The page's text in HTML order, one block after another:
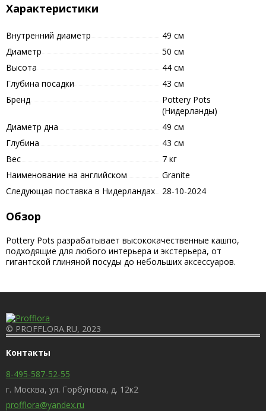
Характеристики
Внутренний диаметр
49 см
Диаметр
50 см
Высота
44 см
Глубина посадки
43 см
Бренд
Pottery Pots
(Нидерланды)
Диаметр дна
49 см
Глубина
43 см
Вес
7 кг
Наименование на английском
Granite
Следующая поставка в Нидерландах
28-10-2024
Обзор
Pottery Pots разрабатывает высококачественные кашпо,
подходящие для любого интерьера и экстерьера, от
гигантской глиняной посуды до небольших аксессуаров.
© PROFFLORA.RU, 2023
Контакты
8-495-587-52-55
г. Москва, ул. Горбунова, д. 12к2
profflora@yandex.ru